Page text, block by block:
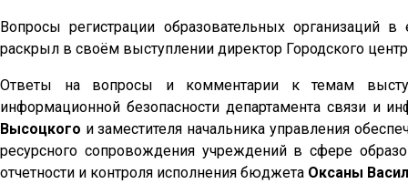
Вопросы регистрации образовательных организаций
раскрыл в своём выступлении директор Городского
Ответы на вопросы и комментарии к темам
информационной безопасности департамента связи и
Высоцкого и заместителя начальника управления
ресурсного сопровождения учреждений в сфере
отчетности и контроля исполнения бюджета Оксаны